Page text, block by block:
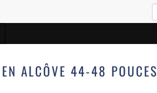
ALCÔVE 44-48 POUCES